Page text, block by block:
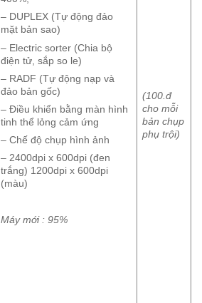
– DUPLEX (Tự động đảo
mặt bản sao)
– Electric sorter (Chia bộ
điện tử, sắp so le)
– RADF (Tự động nạp và
đảo bản gốc)
– Điều khiển bằng màn hình
tinh thể lỏng cảm ứng
– Chế độ chụp hình ảnh
– 2400dpi x 600dpi (đen
trắng) 1200dpi x 600dpi
(màu)
Máy mới : 95%
(100.đ
cho mỗi
bản chụp
phụ trội)